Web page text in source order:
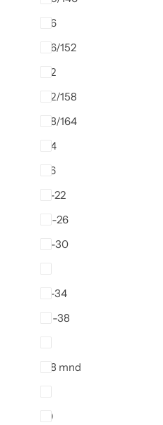
146
146/152
152
152/158
158/164
164
176
19-22
23-26
27-30
31-34
35-38
4-8 mnd
50